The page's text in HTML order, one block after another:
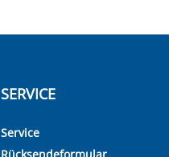
SERVICE
Service